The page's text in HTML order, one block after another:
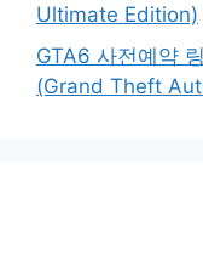
Ultimate Edition)
GTA6 사전예약
(Grand Theft